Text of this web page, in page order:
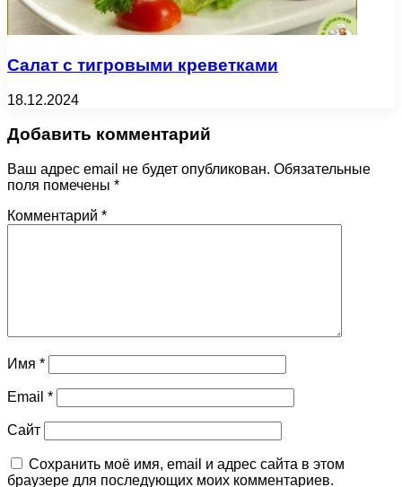
Салат с тигровыми креветками
18.12.2024
Добавить комментарий
Ваш адрес email не будет опубликован. Обязательные
поля помечены *
Комментарий *
Имя *
Email *
Сайт
Сохранить моё имя, email и адрес сайта в этом
браузере для последующих моих комментариев.